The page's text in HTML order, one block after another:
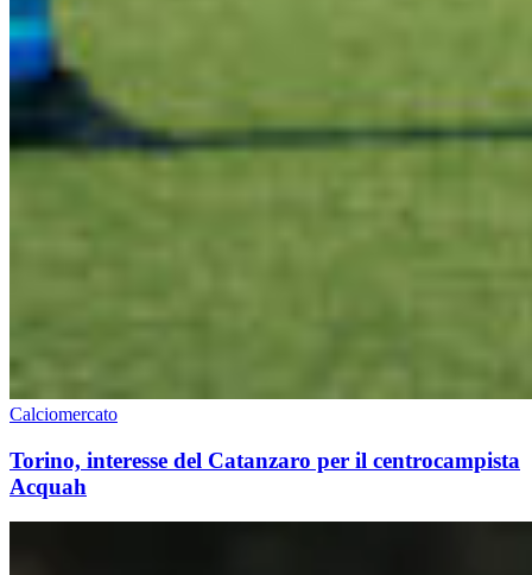
Calciomercato
Torino, interesse del Catanzaro per il centrocampista
Acquah